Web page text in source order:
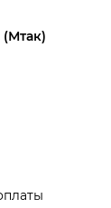
(Мтак)